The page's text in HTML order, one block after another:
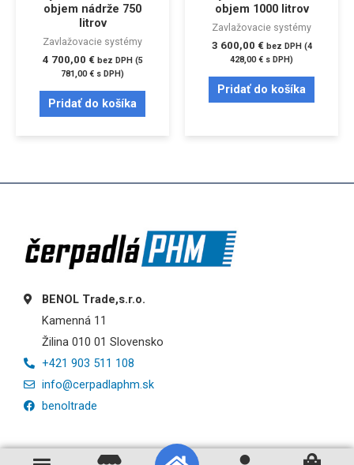
objem nádrže 750
litrov
Zavlažovacie systémy
4 700,00 € bez DPH (5
781,00€ s DPH)
Pridať do košíka
objem 1000 litrov
Zavlažovacie systémy
3 600,00 € bez DPH (4
428,00€ s DPH)
Pridať do košíka
BENOL Trade,s.r.o.
Kamenná 11
Žilina 010 01 Slovensko
+421 903 511 108
info@cerpadlaphm.sk
benoltrade